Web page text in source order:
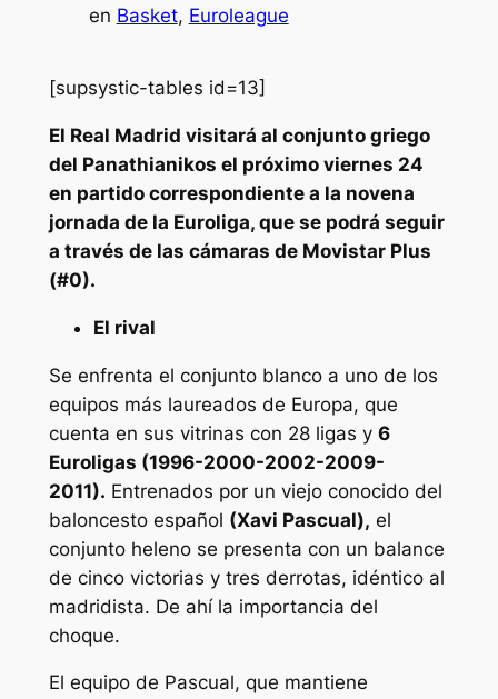
en Basket, Euroleague
[supsystic-tables id=13]
El Real Madrid visitará al conjunto griego
del Panathianikos el próximo viernes 24
en partido correspondiente a la novena
jornada de la Euroliga, que se podrá seguir
a través de las cámaras de Movistar Plus
(#0).
El rival
Se enfrenta el conjunto blanco a uno de los
equipos más laureados de Europa, que
cuenta en sus vitrinas con 28 ligas y 6
Euroligas (1996-2000-2002-2009-
2011). Entrenados por un viejo conocido del
baloncesto español (Xavi Pascual), el
conjunto heleno se presenta con un balance
de cinco victorias y tres derrotas, idéntico al
madridista. De ahí la importancia del
choque.
El equipo de Pascual, que mantiene